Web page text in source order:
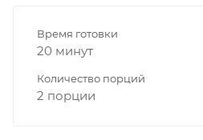
Время готовки
20 минут
Количество порций
2 порции